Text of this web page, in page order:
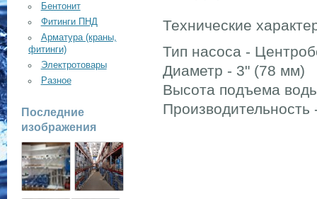
Бентонит
Фитинги ПНД
Арматура (краны,
фитинги)
Электротовары
Разное
Последние
изображения
Технические
Тип насоса -
Диаметр - 3" (78 мм)
Высота подъема
Производительность